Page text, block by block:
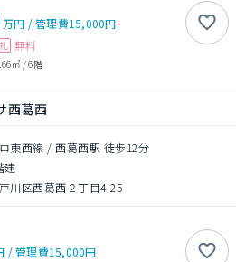
万円 /管理費15,000円
礼 無料
㎡/6階
西葛西
東西線 / 西葛西駅 徒歩12分
建
川区西葛西２丁目4-25
/管理費15,000円